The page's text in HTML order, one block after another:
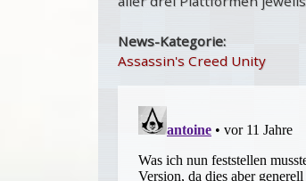
News-Kategorie:
Assassin's Creed Unity